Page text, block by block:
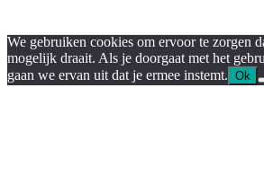
We gebruiken cookies om ervoor te zorgen
mogelijk draait. Als je doorgaat met het
gaan we ervan uit dat je ermee instemt. Ok